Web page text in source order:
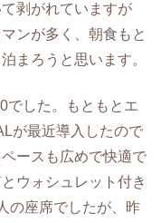
剥がれていますが
ンが多く、朝食もと
まろうと思います。
でした。もともとエ
が最近導入したので
ースも広めで快適で
ウォシュレット付き
の座席でしたが、昨